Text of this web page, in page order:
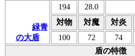
緑青
の大盾
194 28.0
対物
対魔 対炎
100
72 74
盾の特徴